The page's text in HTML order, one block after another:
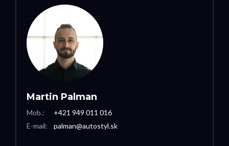
Martin Palman
Mob.:
E-mail:
+421 949 011 016
palman@autostyl.sk